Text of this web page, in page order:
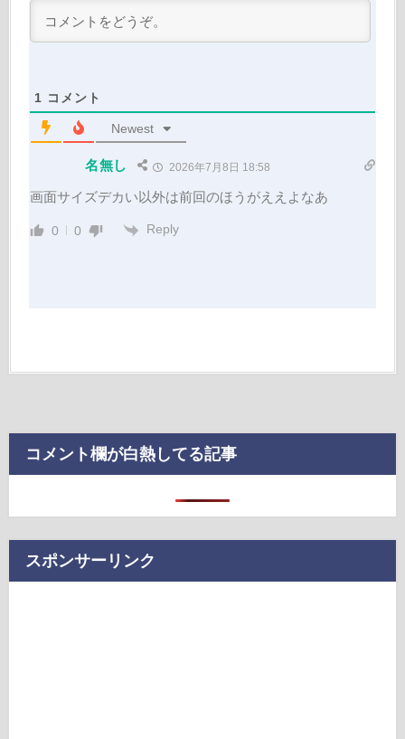
1 コメント
Newest
名無し 2026年7月8日 18:58
画面サイズデカい以外は前回のほうがええよなあ
0 0 Reply
コメント欄が白熱してる記事
スポンサーリンク